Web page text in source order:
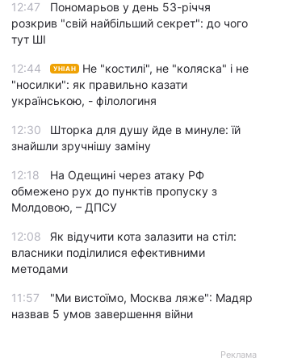
12:47
Пономарьов у день 53-річчя
розкрив "свій найбільший секрет": до чого
тут ШІ
12:44 УНІАН
Не "костилі", не "коляска" і не
"носилки": як правильно казати
українською, - філологиня
12:30
Шторка для душу йде в минуле: їй
знайшли зручнішу заміну
12:18
На Одещині через атаку РФ
обмежено рух до пунктів пропуску з
Молдовою, – ДПСУ
12:08
Як відучити кота залазити на стіл:
власники поділилися ефективними
методами
11:57
"Ми вистоїмо, Москва ляже": Мадяр
назвав 5 умов завершення війни
Реклама